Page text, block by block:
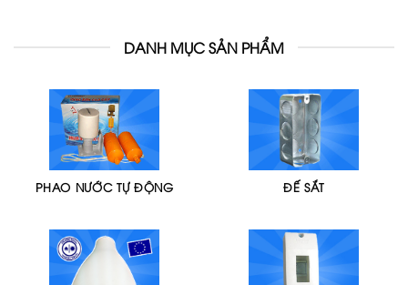
DANH MỤC SẢN PHẨM
PHAO NƯỚC TỰ ĐỘNG ĐẾ SẮT